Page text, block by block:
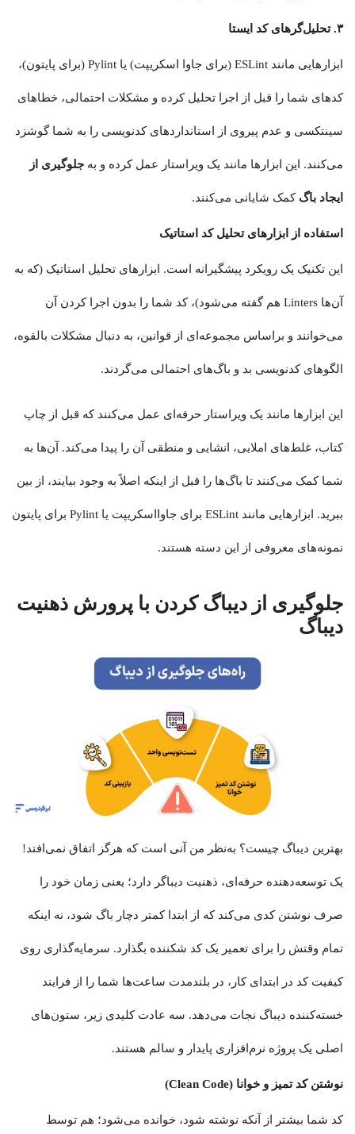
۳. تحلیل‌گرهای کد ایستا
ابزارهایی مانند ESLint (برای جاوا اسکریپت) یا Pylint (برای پایتون)،
کدهای شما را قبل از اجرا تحلیل کرده و مشکلات احتمالی، خطاهای
سینتکسی و عدم پیروی از استانداردهای کدنویسی را به شما گوشزد
می‌کنند. این ابزارها مانند یک ویراستار عمل کرده و به جلوگیری از
ایجاد باگ کمک شایانی می‌کنند.
استفاده از ابزارهای تحلیل کد استاتیک
این تکنیک یک رویکرد پیشگیرانه است. ابزارهای تحلیل استاتیک (که به
آن‌ها Linters هم گفته می‌شود)، کد شما را بدون اجرا کردن آن
می‌خوانند و براساس مجموعه‌ای از قوانین، به دنبال مشکلات بالقوه،
الگوهای کدنویسی بد و باگ‌های احتمالی می‌گردند.
این ابزارها مانند یک ویراستار حرفه‌ای عمل می‌کنند که قبل از چاپ
کتاب، غلط‌های املایی، انشایی و منطقی آن را پیدا می‌کند. آن‌ها به
شما کمک می‌کنند تا باگ‌ها را قبل از اینکه اصلاً به وجود بیایند، از بین
ببرید. ابزارهایی مانند ESLint برای جاوااسکریپت یا Pylint برای پایتون
نمونه‌های معروفی از این دسته هستند.
جلوگیری از دیباگ کردن با پرورش ذهنیت
دیباگ
بهترین دیباگ چیست؟ به‌نظر من آنی است که هرگز اتفاق نمی‌افتد!
یک توسعه‌دهنده حرفه‌ای، ذهنیت دیباگر دارد؛ یعنی زمان خود را
صرف نوشتن کدی می‌کند که از ابتدا کمتر دچار باگ شود، نه اینکه
تمام وقتش را برای تعمیر یک کد شکننده بگذارد. سرمایه‌گذاری روی
کیفیت کد در ابتدای کار، در بلندمدت ساعت‌ها شما را از فرایند
خسته‌کننده دیباگ نجات می‌دهد. سه عادت کلیدی زیر، ستون‌های
اصلی یک پروژه نرم‌افزاری پایدار و سالم هستند.
نوشتن کد تمیز و خوانا (Clean Code)
کد شما بیشتر از آنکه نوشته شود، خوانده می‌شود؛ هم توسط